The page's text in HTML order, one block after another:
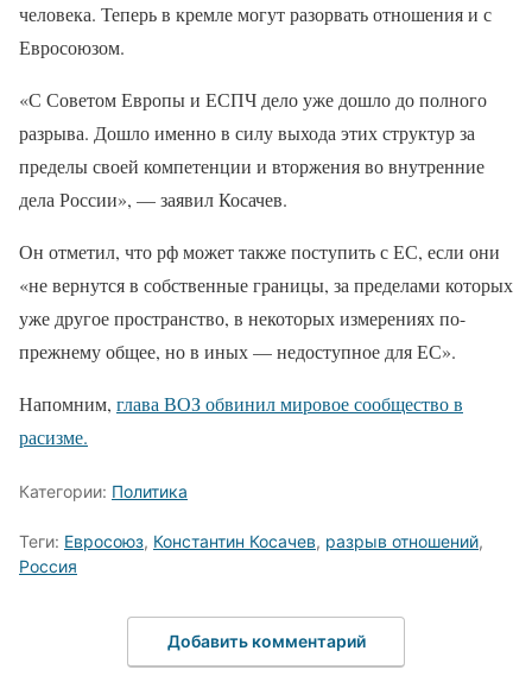
человека. Теперь в кремле могут разорвать отношения и с
Евросоюзом.
«С Советом Европы и ЕСПЧ дело уже дошло до полного
разрыва. Дошло именно в силу выхода этих структур за
пределы своей компетенции и вторжения во внутренние
дела России», — заявил Косачев.
Он отметил, что рф может также поступить с ЕС, если они
«не вернутся в собственные границы, за пределами которых
уже другое пространство, в некоторых измерениях по-
прежнему общее, но в иных — недоступное для ЕС».
Напомним, глава ВОЗ обвинил мировое сообщество в
расизме.
Категории: Политика
Теги: Евросоюз, Константин Косачев, разрыв отношений,
Россия
Добавить комментарий